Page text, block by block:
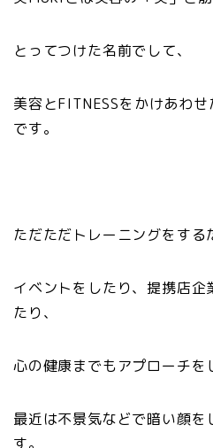
とってつけた名前でして、
美容とFITNESSをかけあわ
です。
ただただトレーニングをする
イベントをしたり、提携店
たり、
心の健康までもアプローチを
最近は不景気などで暗い顔を
す。